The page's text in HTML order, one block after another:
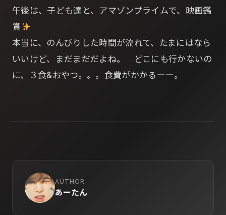
午後は、子ども達と、アマゾンプライムで、映画鑑
賞
本当に、のんびりした時間が流れて、たまにはなら
いいけど、まだまだだよね。 どこにも行かないの
に、３食&おやつ。。。食費がかかるーー。
AUTHOR
あーたん